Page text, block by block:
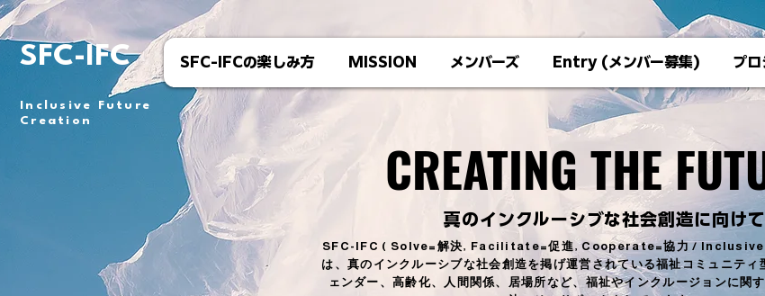
SFC-IFC
Inclusive Future
Creation
SFC-IFCの楽しみ方 MISSION メンバーズ Entry (メンバー募集) プロ
CREATING THE
CREATING THE
真のインクルーシブな社会創造に向けて
SFC-IFC ( Solve=解決, Facilitate=促進, Cooperate=協力 /
は、真のインクルーシブな社会創造を掲げ運営されている福祉コミュニティ
ェンダー、高齢化、人間関係、居場所など、福祉やインクルージョンに関